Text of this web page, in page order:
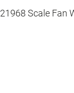
21968 Scale Fan